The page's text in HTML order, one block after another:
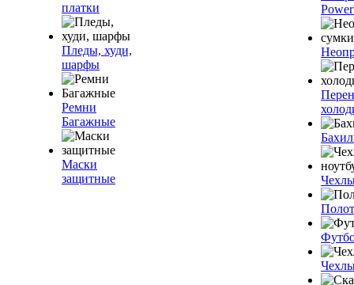
платки
Пледы, худи,
шарфы
Ремни
Багажные
Маски
защитные